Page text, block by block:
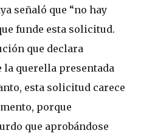
señaló que “no hay
funde esta solicitud.
que declara
querella presentada
esta solicitud carece
porque
que aprobándose